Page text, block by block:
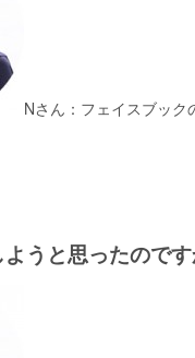
Nさん：フェイスブック
うと思ったのです